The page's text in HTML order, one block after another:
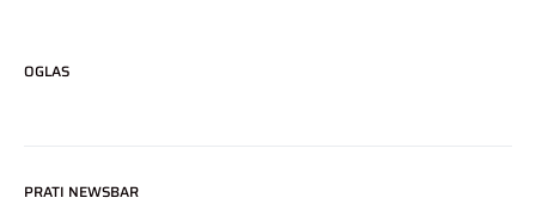
OGLAS
PRATI NEWSBAR